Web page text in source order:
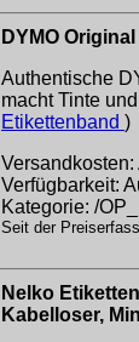
DYMO
Authentische
macht Tinte
Etikettenband )
Verfügbarkeit:
Kategorie: /
Seit der
Nelko
Kabelloser,